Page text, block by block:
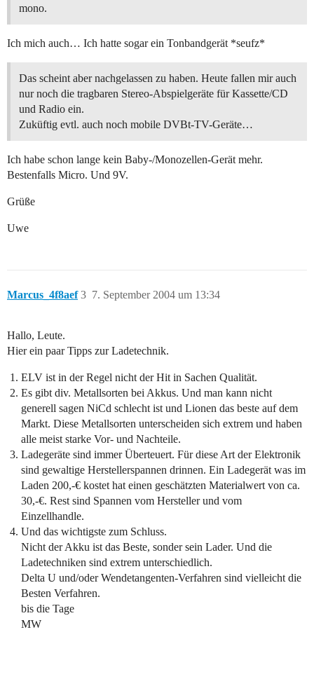
mono.
Ich mich auch… Ich hatte sogar ein Tonbandgerät *seufz*
Das scheint aber nachgelassen zu haben. Heute fallen mir auch
nur noch die tragbaren Stereo-Abspielgeräte für Kassette/CD
und Radio ein.
Zuküftig evtl. auch noch mobile DVBt-TV-Geräte…
Ich habe schon lange kein Baby-/Monozellen-Gerät mehr.
Bestenfalls Micro. Und 9V.
Grüße
Uwe
Marcus_4f8aef 7. September 2004 um 13:34
3
Hallo, Leute.
Hier ein paar Tipps zur Ladetechnik.
ELV ist in der Regel nicht der Hit in Sachen Qualität.
Es gibt div. Metallsorten bei Akkus. Und man kann nicht
generell sagen NiCd schlecht ist und Lionen das beste auf dem
Markt. Diese Metallsorten unterscheiden sich extrem und haben
alle meist starke Vor- und Nachteile.
Ladegeräte sind immer Überteuert. Für diese Art der Elektronik
sind gewaltige Herstellerspannen drinnen. Ein Ladegerät was im
Laden 200,-€ kostet hat einen geschätzten Materialwert von ca.
30,-€. Rest sind Spannen vom Hersteller und vom
Einzellhandle.
Und das wichtigste zum Schluss.
Nicht der Akku ist das Beste, sonder sein Lader. Und die
Ladetechniken sind extrem unterschiedlich.
Delta U und/oder Wendetangenten-Verfahren sind vielleicht die
Besten Verfahren.
bis die Tage
MW